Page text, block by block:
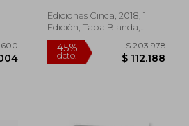
Ediciones Cinca, 2018, 1
Edición, Tapa Blanda,
Nuevo